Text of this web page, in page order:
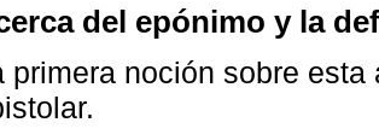
del epónimo y la
primera noción sobre